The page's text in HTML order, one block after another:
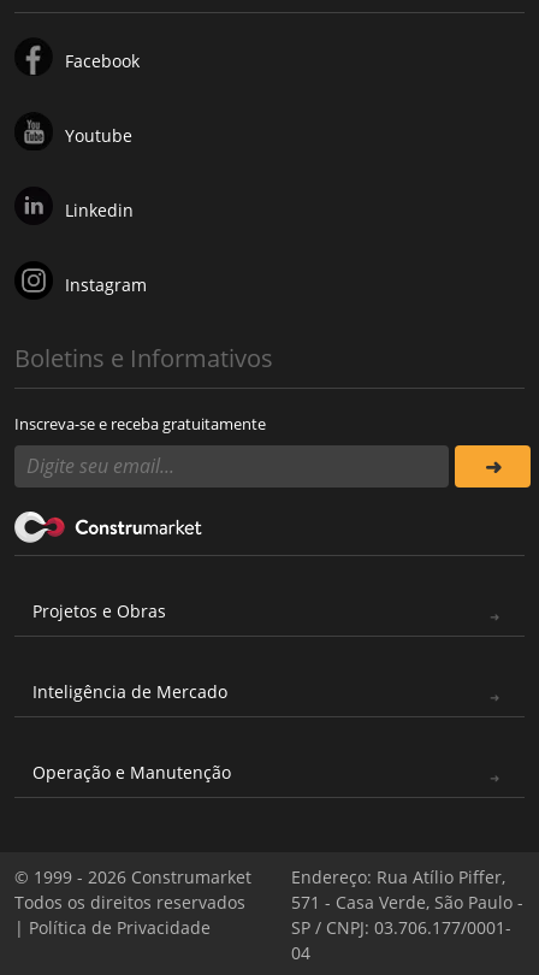
Facebook
Youtube
Linkedin
Instagram
Boletins e Informativos
Inscreva-se e receba gratuitamente
Projetos e Obras
Inteligência de Mercado
Operação e Manutenção
© 1999 - 2026 Construmarket
Todos os direitos reservados
| Política de Privacidade
Endereço: Rua Atílio Piffer,
571 - Casa Verde, São Paulo -
SP / CNPJ: 03.706.177/0001-
04